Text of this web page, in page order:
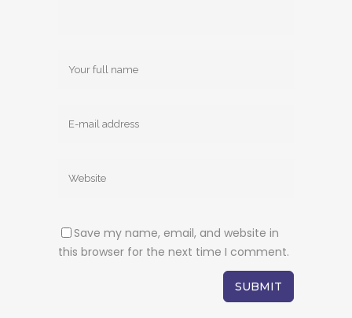
Save my name, email, and website in
this browser for the next time I comment.